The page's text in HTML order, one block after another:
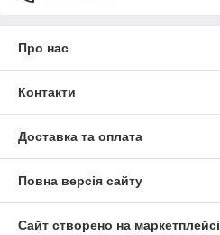
Про нас
Контакти
Доставка та оплата
Повна версія сайту
Сайт створено на маркетплейсі